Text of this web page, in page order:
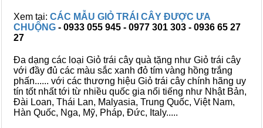
Xem tại: CÁC MẪU GIỎ TRÁI CÂY ĐƯỢC ƯA
CHUỘNG - 0933 055 945 - 0977 301 303 - 0936 65 27
27
Đa dạng các loại Giỏ trái cây quà tặng như Giỏ trái cây
với đầy đủ các màu sắc xanh đỏ tím vàng hồng trắng
phấn...... với các thương hiệu Giỏ trái cây chính hãng uy
tín tốt nhất tới từ nhiều quốc gia nổi tiếng như Nhật Bản,
Đài Loan, Thái Lan, Malyasia, Trung Quốc, Việt Nam,
Hàn Quốc, Nga, Mỹ, Pháp, Đức, Italy.....